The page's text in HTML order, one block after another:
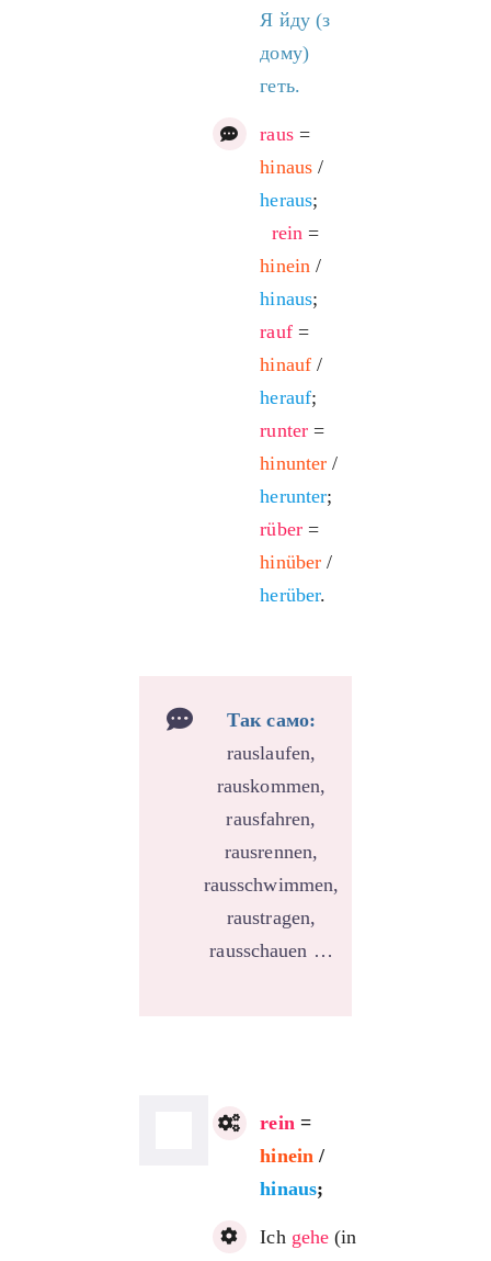
Я йду (з
дому)
геть.
raus =
hinaus/
heraus;
rein =
hinein /
hinaus;
rauf=
hinauf/
herauf;
runter=
hinunter /
herunter;
rüber=
hinüber /
herüber.
Так само:
rauslaufen,
rauskommen,
rausfahren,
rausrennen,
rausschwimmen,
raustragen,
rausschauen …
rein=
hinein/
hinaus;
Ich gehe (in